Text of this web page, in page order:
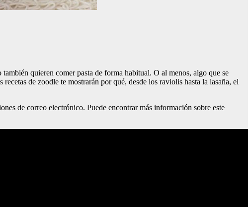
quieren comer pasta de forma habitual. O al menos, algo que se
de zoodle te mostrarán por qué, desde los raviolis hasta la lasaña, el
de correo electrónico. Puede encontrar más información sobre este